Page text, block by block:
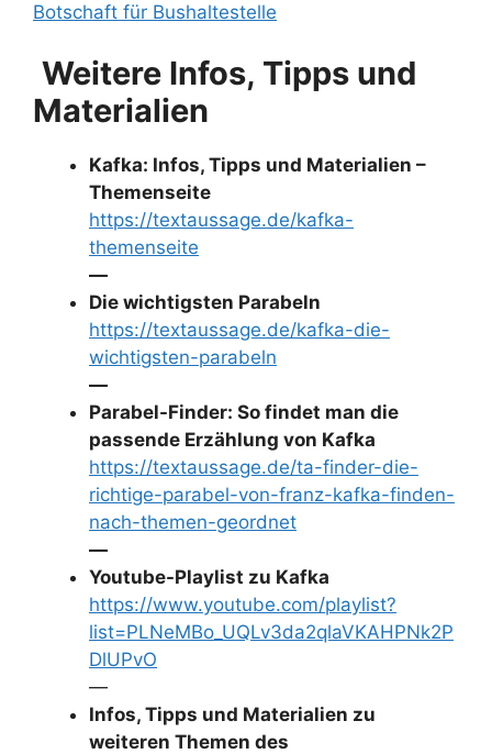
Botschaft für Bushaltestelle
Weitere Infos, Tipps und
Materialien
Kafka: Infos, Tipps und Materialien –
Themenseite
https://textaussage.de/kafka-
themenseite
—
Die wichtigsten Parabeln
https://textaussage.de/kafka-die-
wichtigsten-parabeln
—
Parabel-Finder: So findet man die
passende Erzählung von Kafka
https://textaussage.de/ta-finder-die-
richtige-parabel-von-franz-kafka-finden-
nach-themen-geordnet
—
Youtube-Playlist zu Kafka
https://www.youtube.com/playlist?
list=PLNeMBo_UQLv3da2qlaVKAHPNk2P
DlUPvO
—
Infos, Tipps und Materialien zu
weiteren Themen des